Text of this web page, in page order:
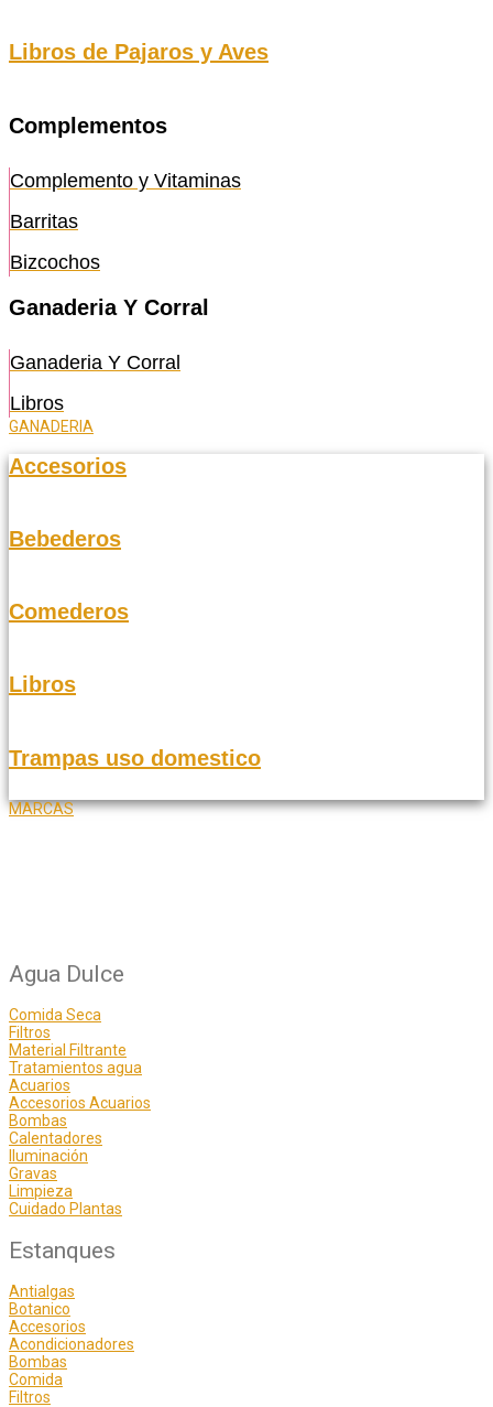
Libros de Pajaros y Aves
Complementos
Complemento y Vitaminas
Barritas
Bizcochos
Ganaderia Y Corral
Ganaderia Y Corral
Libros
GANADERIA
Accesorios
Bebederos
Comederos
Libros
Trampas uso domestico
MARCAS
Agua Dulce
Comida Seca
Filtros
Material Filtrante
Tratamientos agua
Acuarios
Accesorios Acuarios
Bombas
Calentadores
Iluminación
Gravas
Limpieza
Cuidado Plantas
Estanques
Antialgas
Botanico
Accesorios
Acondicionadores
Bombas
Comida
Filtros